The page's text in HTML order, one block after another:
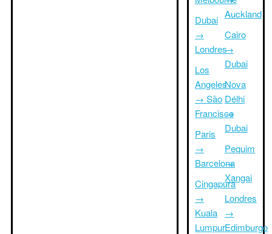
Dubai
→
Londres
Los
Angeles
→ São
Francisco
Paris
→
Barcelona
Cingapura
→
Kuala
Lumpur
Auckland
Cairo
→
Dubai
Nova
Délhi
→
Dubai
Pequim
→
Xangai
Londres
→
Edimburgo